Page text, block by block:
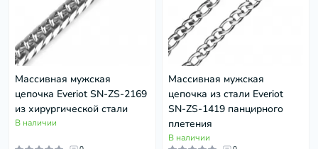
Массивная мужская
цепочка Everiot SN-ZS-2169
из хирургической стали
В наличии
Массивная мужская
цепочка из стали Everiot
SN-ZS-1419 панцирного
плетения
В наличии